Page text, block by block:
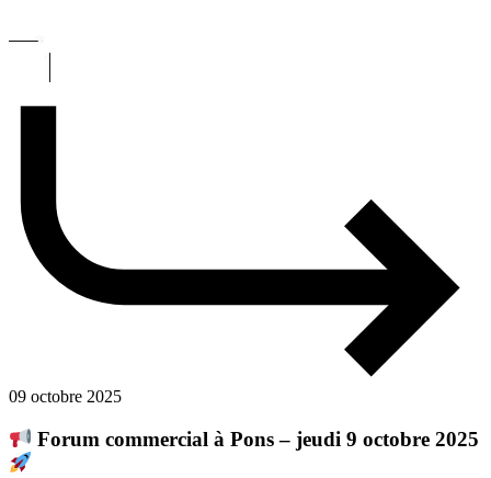
09 octobre 2025
Forum commercial à Pons – jeudi 9 octobre 2025